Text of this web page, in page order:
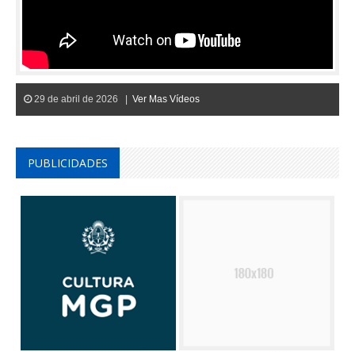
29 de abril de 2026 | Ver Mas Vídeos
PUBLICIDADES